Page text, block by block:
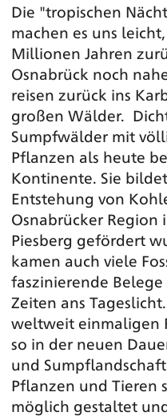
Die "tropischen
machen es uns
Millionen Jahren
Osnabrück noch
reisen zurück ins
großen Wälder.
Sumpfwälder mit
Pflanzen als heute
Kontinente. Sie
Entstehung von
Osnabrücker Region
Piesberg gefördert
kamen auch viele
faszinierende
Zeiten ans
weltweit einmaligen
so in der neuen
und
Pflanzen und Tieren
möglich gestaltet